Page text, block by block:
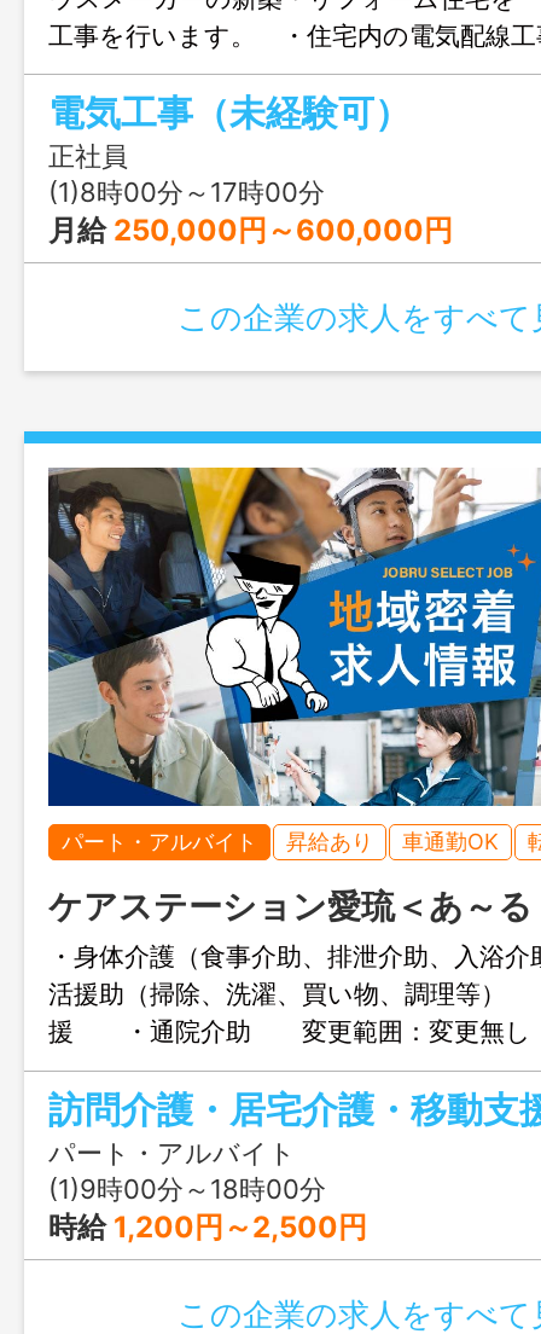
工事を行います。 ・住宅内の電気配線
線工事 ・照明器具、コンセント、スイ
事 ・防犯カメラ、ＴＶアンテナ、ＥＶ
発電設備等 幅広い電気工事を担当して
先輩社員も未経験からスタートした方も
心して応募ください。
電気工事（未経験可）
正社員
(1)8時00分～17時00分
月給 250,000円～600,000円
この企業の求人をすべて
パート・アルバイト 昇給あり 車通勤OK
ケアステーション愛琉＜あ～る
・身体介護（食事介助、排泄介助、入
活援助（掃除、洗濯、買い物、調理等
援 ・通院介助 変更範囲：変更無し
訪問介護・居宅介護・移動支
パート・アルバイト
(1)9時00分～18時00分
時給 1,200円～2,500円
この企業の求人をすべて